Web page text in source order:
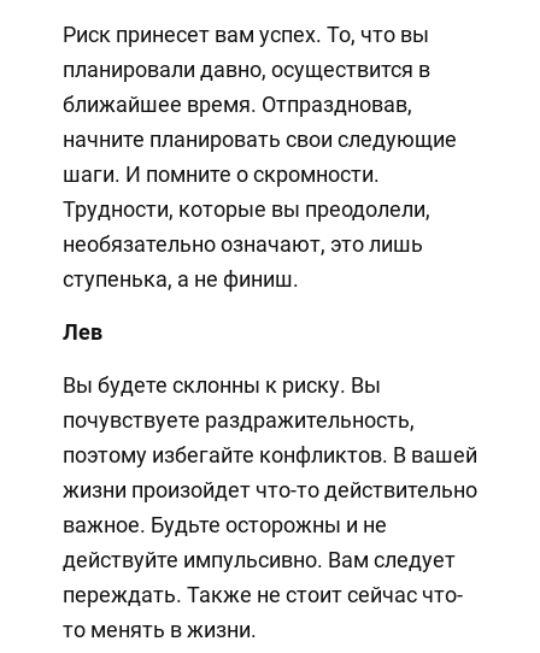
Риск принесет вам успех. То, что вы
планировали давно, осуществится в
ближайшее время. Отпраздновав,
начните планировать свои следующие
шаги. И помните о скромности.
Трудности, которые вы преодолели,
необязательно означают, это лишь
ступенька, а не финиш.
Лев
Вы будете склонны к риску. Вы
почувствуете раздражительность,
поэтому избегайте конфликтов. В вашей
жизни произойдет что-то действительно
важное. Будьте осторожны и не
действуйте импульсивно. Вам следует
переждать. Также не стоит сейчас что-
то менять в жизни.